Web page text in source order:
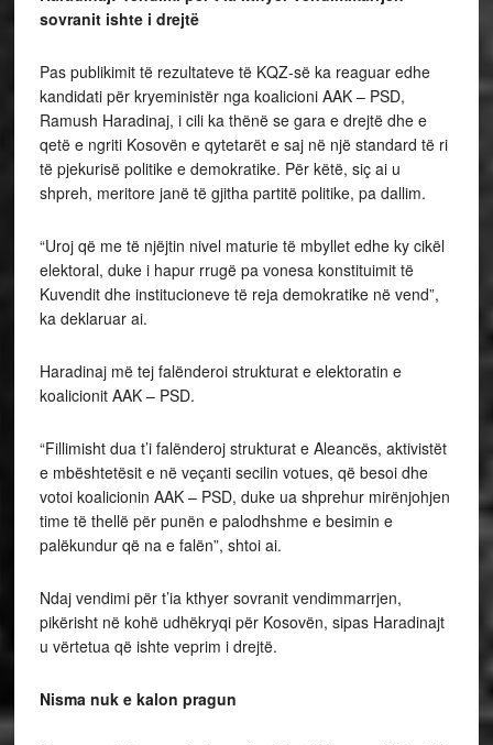
sovranit ishte i drejtë
Pas publikimit të rezultateve të KQZ-së ka reaguar edhe
kandidati për kryeministër nga koalicioni AAK – PSD,
Ramush Haradinaj, i cili ka thënë se gara e drejtë dhe e
qetë e ngriti Kosovën e qytetarët e saj në një standard të ri
të pjekurisë politike e demokratike. Për këtë, siç ai u
shpreh, meritore janë të gjitha partitë politike, pa dallim.
“Uroj që me të njëjtin nivel maturie të mbyllet edhe ky cikël
elektoral, duke i hapur rrugë pa vonesa konstituimit të
Kuvendit dhe institucioneve të reja demokratike në vend”,
ka deklaruar ai.
Haradinaj më tej falënderoi strukturat e elektoratin e
koalicionit AAK – PSD.
“Fillimisht dua t’i falënderoj strukturat e Aleancës, aktivistët
e mbështetësit e në veçanti secilin votues, që besoi dhe
votoi koalicionin AAK – PSD, duke ua shprehur mirënjohjen
time të thellë për punën e palodhshme e besimin e
palëkundur që na e falën”, shtoi ai.
Ndaj vendimi për t’ia kthyer sovranit vendimmarrjen,
pikërisht në kohë udhëkryqi për Kosovën, sipas Haradinajt
u vërtetua që ishte veprim i drejtë.
Nisma nuk e kalon pragun